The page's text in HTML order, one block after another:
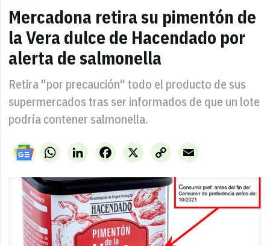
Mercadona retira su pimentón de
la Vera dulce de Hacendado por
alerta de salmonella
Retira "por precaución" todo el producto de sus
supermercados tras ser informados de que un lote
podría contener salmonella.
WhatsAppLinkedIn X
Facebook
Copy
Link
Email